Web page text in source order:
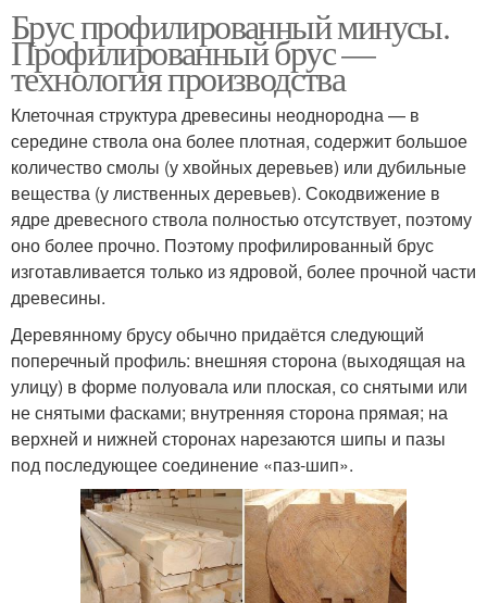
Брус профилированный минусы.
Профилированный брус —
технология производства
Клеточная структура древесины неоднородна — в
середине ствола она более плотная, содержит большое
количество смолы (у хвойных деревьев) или дубильные
вещества (у лиственных деревьев). Сокодвижение в
ядре древесного ствола полностью отсутствует, поэтому
оно более прочно. Поэтому профилированный брус
изготавливается только из ядровой, более прочной части
древесины.
Деревянному брусу обычно придаётся следующий
поперечный профиль: внешняя сторона (выходящая на
улицу) в форме полуовала или плоская, со снятыми или
не снятыми фасками; внутренняя сторона прямая; на
верхней и нижней сторонах нарезаются шипы и пазы
под последующее соединение «паз-шип».